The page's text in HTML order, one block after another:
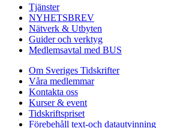
Tjänster
NYHETSBREV
Nätverk & Utbyten
Guider och verktyg
Medlemsavtal med BUS
Om Sveriges Tidskrifter
Våra medlemmar
Kontakta oss
Kurser & event
Tidskriftspriset
Förebehåll text-och datautvinning